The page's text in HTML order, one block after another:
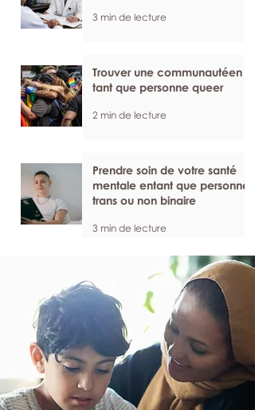
3 min de lecture
Trouver une communautéen
tant que personne queer
2 min de lecture
Prendre soin de votre santé
mentale entant que personne
trans ou non binaire
3 min de lecture